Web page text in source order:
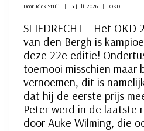
Door Rick Stuij 3 juli, 2026 OKD
SLIEDRECHT – Het
van den Bergh is
deze 22e editie!
toernooi misschien maar
vernoemen, dit is
dat hij de eerste prijs
Peter werd in de laatste
door Auke Wilming, die